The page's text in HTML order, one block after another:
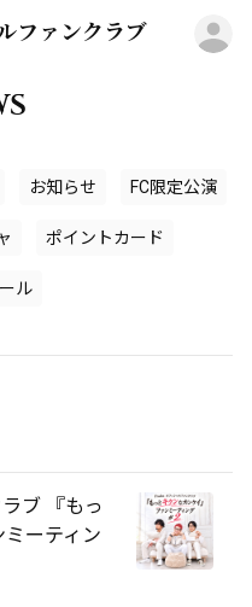
ファンクラブ
お知らせ FC限定公演
ポイントカード
ル
ブ 『もっ
ーティン